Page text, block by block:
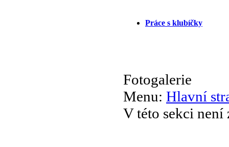
Práce s klubíčky
Fotogalerie
Menu: Hlavní
V této sekci není